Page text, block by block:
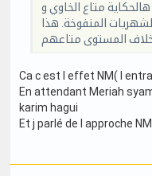
متاع الخاوي و
المنفوخة. هذا
Ca c est l effet NM( l
En attendant Meriah
karim hagui
Et j parlé de l approche